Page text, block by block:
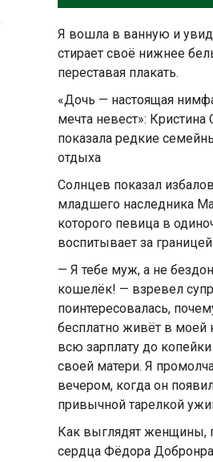
Я вошла в ванную и
стирает своё нижнее
переставая плакать.
«Дочь — настоящая
мечта невест»: Кристина
показала редкие
отдыха
Солнцев показал
младшего наследника
которого певица в
воспитывает за границей
— Я тебе муж, а не
кошелёк! — взревел
поинтересовалась,
бесплатно живёт в моей
всю зарплату до копейки
своей матери. Я
вечером, когда он
привычной тарелкой
Как выглядят женщины,
сердца Фёдора